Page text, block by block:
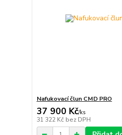
Nafukovací člun CMD PRO
37 900 Kč/ks
31 322 Kč bez DPH